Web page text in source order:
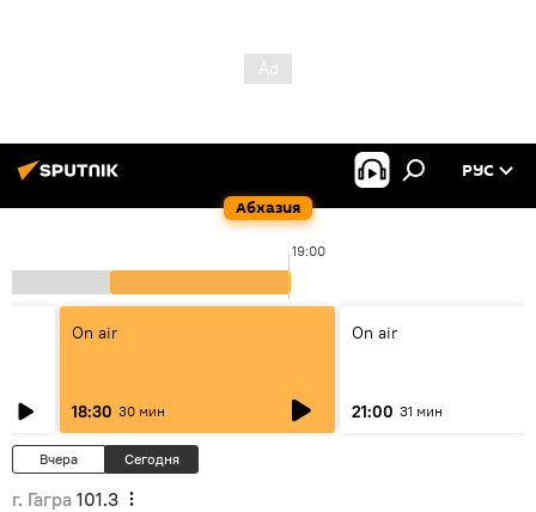
Абхазия
РУС
19:00
On air
18:30 30 мин
On air
21:00 31 мин
Вчера Сегодня
г. Гагра 101.3